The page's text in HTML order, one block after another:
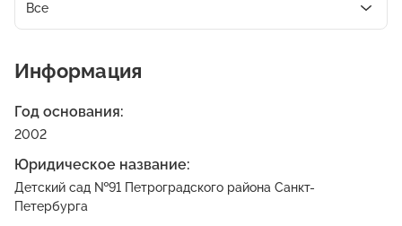
Все
Информация
Год основания:
2002
Юридическое название:
Детский сад №91 Петроградского района Санкт-
Петербурга